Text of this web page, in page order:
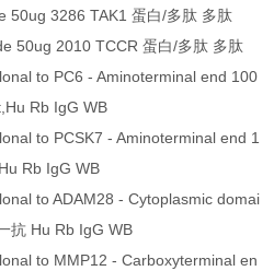
50ug 3286 TAK1 蛋白/多肽 多肽
50ug 2010 TCCR 蛋白/多肽 多肽
to PC6 - Aminoterminal end 100
Rb IgG WB
to PCSK7 - Aminoterminal end 1
Rb IgG WB
to ADAM28 - Cytoplasmic domai
抗 Hu Rb IgG WB
to MMP12 - Carboxyterminal en